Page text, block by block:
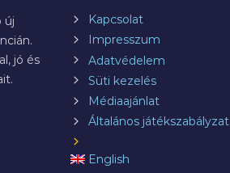
új
jó és
Kapcsolat
Impresszum
Adatvédelem
Süti kezelés
Médiaajánlat
Általános játékszabályzat
English